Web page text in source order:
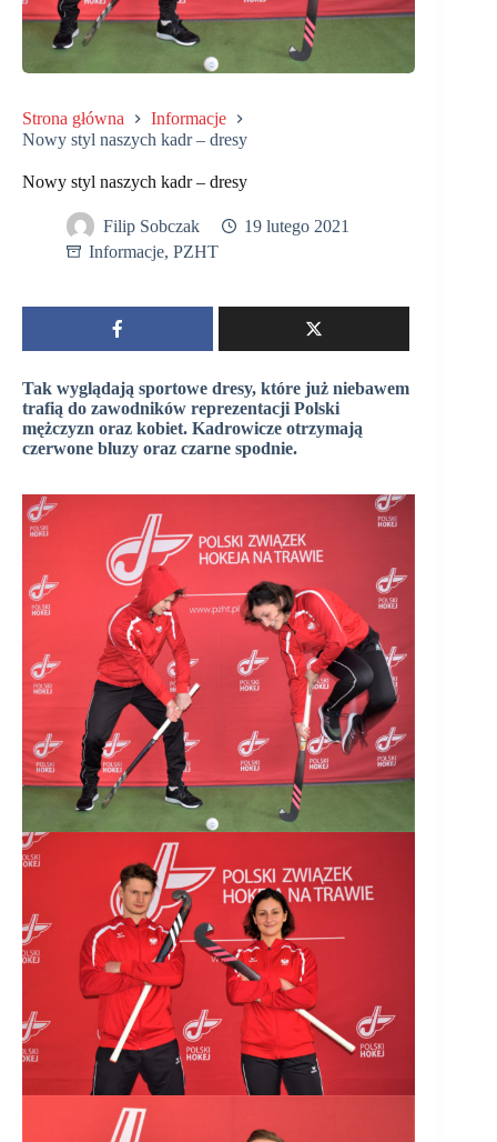
Strona główna
Informacje
Nowy styl naszych kadr – dresy
Nowy styl naszych kadr – dresy
Filip Sobczak
19 lutego 2021
Informacje, PZHT
Tak wyglądają sportowe dresy, które już niebawem
trafią do zawodników reprezentacji Polski
mężczyzn oraz kobiet. Kadrowicze otrzymają
czerwone bluzy oraz czarne spodnie.